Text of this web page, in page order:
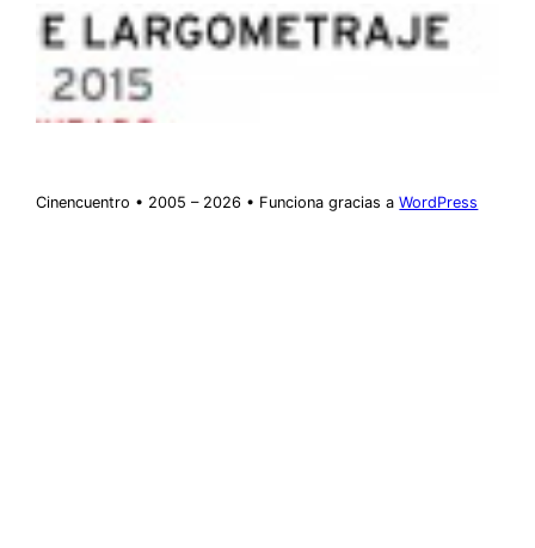
Cinencuentro • 2005 – 2026 • Funciona gracias aWordPress